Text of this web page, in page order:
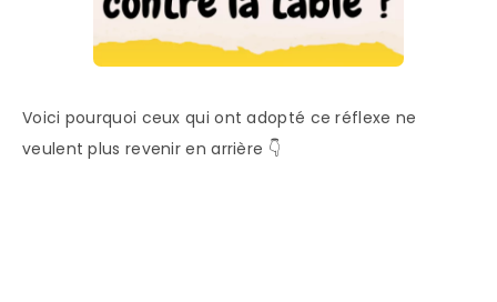
Voici pourquoi ceux qui ont adopté ce réflexe ne
veulent plus revenir en arrière 👇